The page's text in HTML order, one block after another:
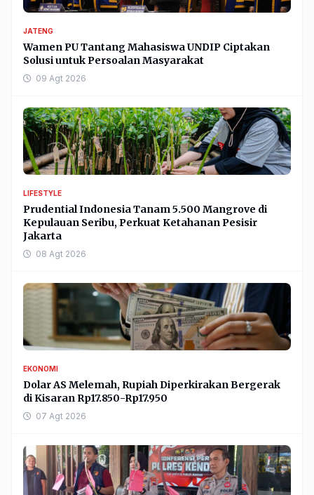
JATENG
Wamen PU Tantang Mahasiswa UNDIP Ciptakan
Solusi untuk Persoalan Masyarakat
09 Agt 2026
LIFESTYLE
Prudential Indonesia Tanam 5.500 Mangrove di
Kepulauan Seribu, Perkuat Ketahanan Pesisir
Jakarta
08 Agt 2026
EKONOMI
Dolar AS Melemah, Rupiah Diperkirakan Bergerak
di Kisaran Rp17.850-Rp17.950
07 Agt 2026